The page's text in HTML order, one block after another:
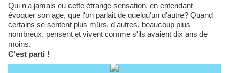
Qui n'a jamais eu cette étrange sensation, en entendant
évoquer son age, que l'on parlait de quelqu'un d'autre? Quand
certains se sentent plus mûrs, d'autres, beaucoup plus
nombreux, pensent et vivent comme s'ils avaient dix ans de
moins.
C'est parti !